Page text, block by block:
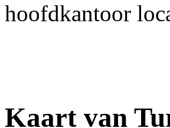
hoofdkantoor
Kaart van